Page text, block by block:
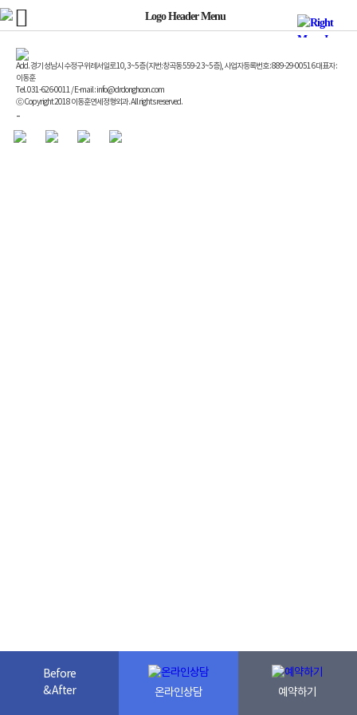
Add. 경기 성남시 수정구 위례서일로 10, 3~5층 (지번:창곡동 559-2 3~5층), 사업자등록번호 : 889-29-00516 대표자 :
이동훈
Tel. 031-626-0011 / E-mail : info@drdonghoon.com
ⓒ Copyright 2018 이동훈연세정형외과. All rights reserved.
-
Before
& After
온라인상담 예약하기